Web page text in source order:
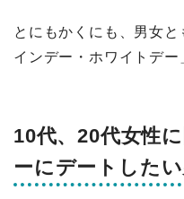
とにもかくにも、男女
インデー・ホワイトデー
10代、20代女性
ーにデートしたい